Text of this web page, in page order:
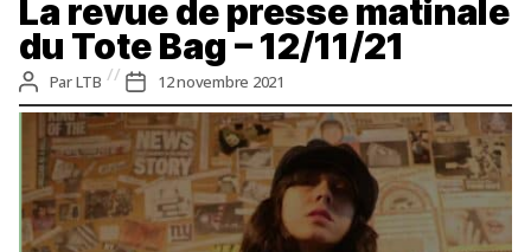
d'information
quotidienne
La revue de presse matinale
du Tote Bag – 12/11/21
Auteur
de
l’article
ParLTB
Date
de
l’article
12 novembre 2021